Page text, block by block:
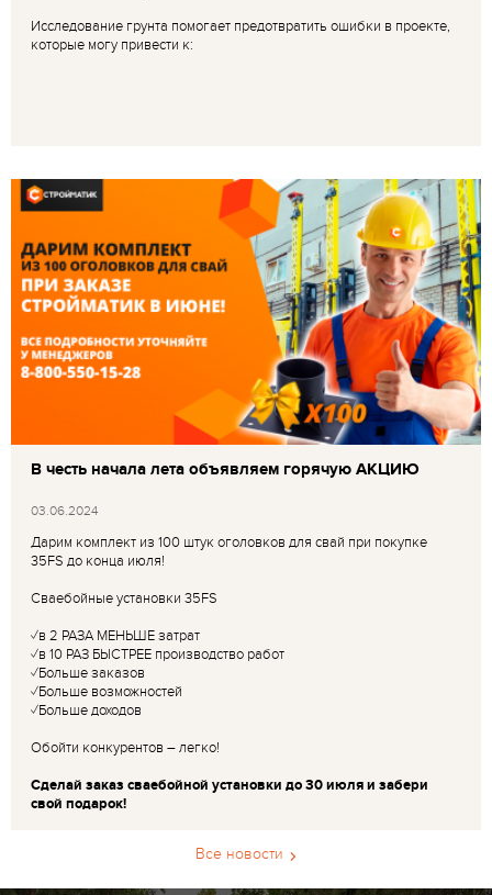
Исследование грунта помогает предотвратить ошибки в проекте,
которые могу привести к:
В честь начала лета объявляем горячую АКЦИЮ
03.06.2024
Дарим комплект из 100 штук оголовков для свай при покупке
35FS до конца июля!
Сваебойные установки 35FS
✓в 2 РАЗА МЕНЬШЕ затрат
✓в 10 РАЗ БЫСТРЕЕ производство работ
✓Больше заказов
✓Больше возможностей
✓Больше доходов
Обойти конкурентов – легко!
Сделай заказ сваебойной установки до 30 июля и забери
свой подарок!
Все новости